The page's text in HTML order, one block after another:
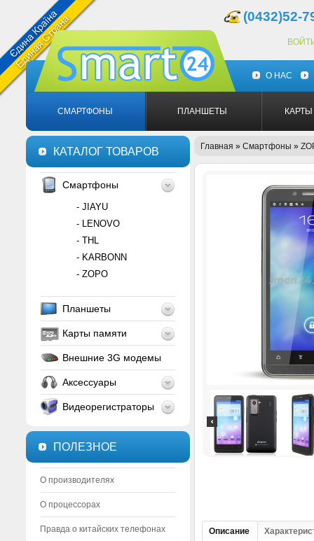
(0432)52-
О НАС
СМАРТФОНЫ ПЛАНШЕТЫ
КАТАЛОГ ТОВАРОВ
Смартфоны
- JIAYU
- LENOVO
- THL
- KARBONN
- ZOPO
Планшеты
Карты памяти
Внешние 3G модемы
Аксессуары
Видеорегистраторы
ПОЛЕЗНОЕ
О производителях
О процессорах
Правда о китайских телефонах
Главная »Смартфоны »
Описание